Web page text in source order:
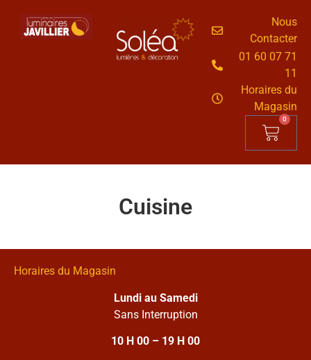
Nous
Contacter
01 60 07 71
11
Horaires du
Magasin
0
Cuisine
Horaires du Magasin
Lundi au Samedi
Sans Interruption
10 H 00 – 19 H 00